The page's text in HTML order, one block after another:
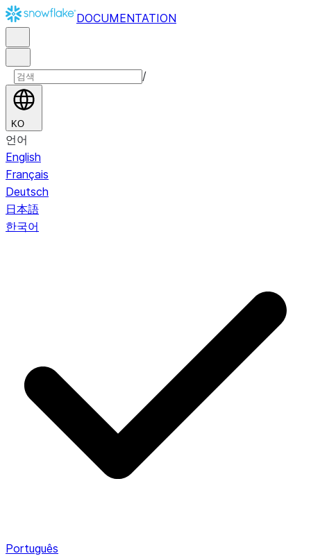
DOCUMENTATION
/
KO
언어
English
Français
Deutsch
日本語
한국어
Português